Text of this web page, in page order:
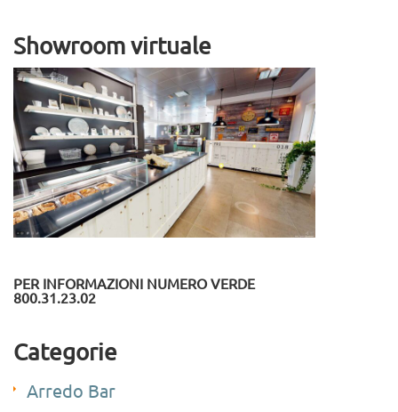
Showroom virtuale
PER INFORMAZIONI NUMERO VERDE
800.31.23.02
Categorie
Arredo Bar